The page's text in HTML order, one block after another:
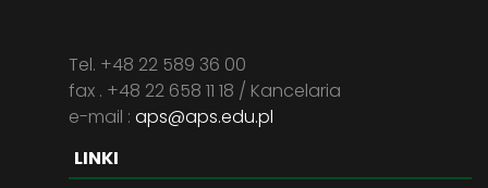
Tel. +48 22 589 36 00
fax . +48 22 658 11 18 / Kancelaria
e-mail : aps@aps.edu.pl
LINKI